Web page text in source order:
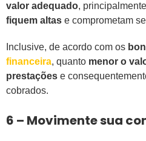
valor adequado,
fiquem altas e comprometam
Inclusive, de acordo com os
financeira, quanto menor o
prestações e
cobrados.
6 – Movimente sua